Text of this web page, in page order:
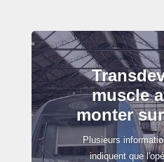
muscle
monter
Plusieurs
indiquent que